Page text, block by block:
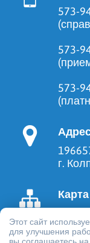
573-
573-
573-
г.
Этот сайт
для улучшения